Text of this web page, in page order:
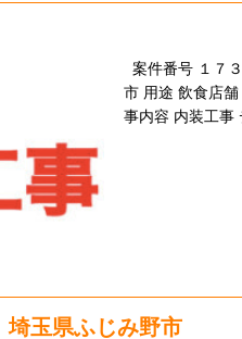
案件番号 １７
市 用途 飲食店
事内容 内装工事
埼玉県ふじみ野市